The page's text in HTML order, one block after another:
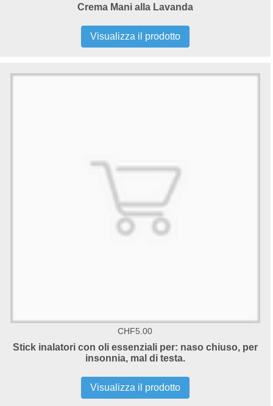
Crema Mani alla Lavanda
Visualizza il prodotto
CHF5.00
Stick inalatori con oli essenziali per: naso chiuso, per
insonnia, mal di testa.
Visualizza il prodotto